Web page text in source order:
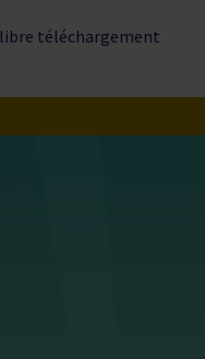
libre téléchargement